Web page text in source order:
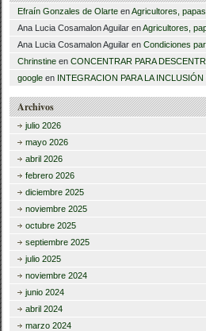
Efraín Gonzales de Olarte enAgricultores,
Ana Lucia Cosamalon Aguilar enAgricultores,
Ana Lucia Cosamalon Aguilar enCondiciones
Chrinstine enCONCENTRAR PARA
google en INTEGRACION PARA LA
Archivos
julio 2026
mayo 2026
abril 2026
febrero 2026
diciembre 2025
noviembre 2025
octubre 2025
septiembre 2025
julio 2025
noviembre 2024
junio 2024
abril 2024
marzo 2024